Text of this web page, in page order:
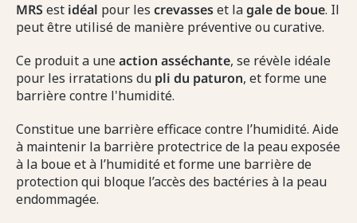
MRS est idéal pour les crevasseset lagale de boue. Il
peut être utilisé de manière préventive ou curative.
Ce produit a uneaction asséchante, se révèle idéale
pour les irratations du pli du paturon, et forme une
barrière contre l'humidité.
Constitue une barrière efficace contre l’humidité. Aide
à maintenir la barrière protectrice de la peau exposée
à la boue et à l’humidité et forme une barrière de
protection qui bloque l’accès des bactéries à la peau
endommagée.